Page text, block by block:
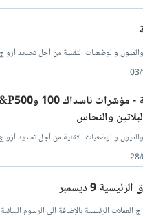
والوضعيات التقنية من أجل تحديد
والنحاس
والوضعيات التقنية من أجل تحديد
9 ديسمبر
الرئيسية بالإضافة الى الرسوم